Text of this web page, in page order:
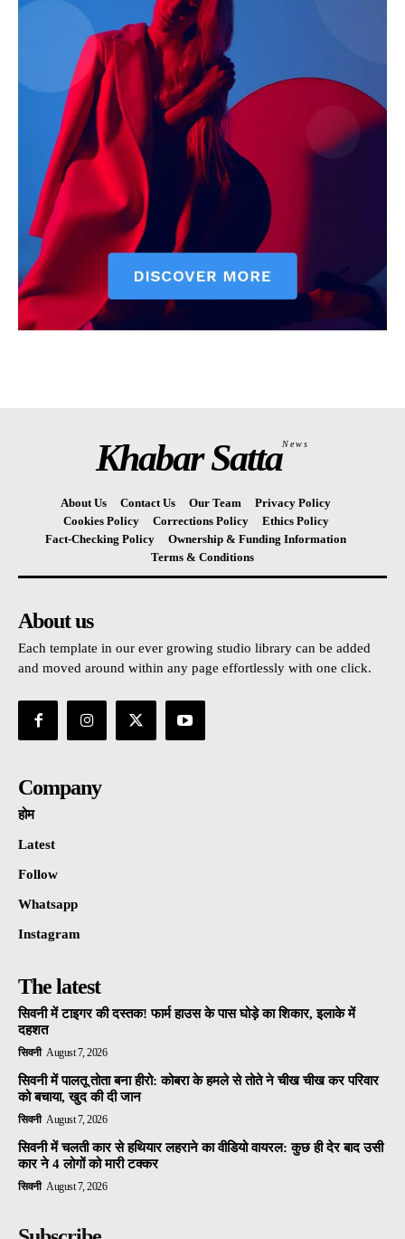
Khabar SattaNews
About Us Contact Us Our Team
Privacy Policy
Cookies Policy
Corrections Policy
Ethics Policy
Fact-Checking Policy
Ownership & Funding Information
Terms & Conditions
About us
Each template in our ever growing studio library can be added
and moved around within any page effortlessly with one click.
Company
होम
Latest
Follow
Whatsapp
Instagram
The latest
सिवनी में टाइगर की दस्तक! फार्म हाउस के पास घोड़े का शिकार, इलाके में
दहशत
सिवनी August 7, 2026
सिवनी में पालतू तोता बना हीरो: कोबरा के हमले से तोते ने चीख चीख कर परिवार
को बचाया, खुद की दी जान
सिवनी August 7, 2026
सिवनी में चलती कार से हथियार लहराने का वीडियो वायरल: कुछ ही देर बाद उसी
कार ने 4 लोगों को मारी टक्कर
सिवनी August 7, 2026